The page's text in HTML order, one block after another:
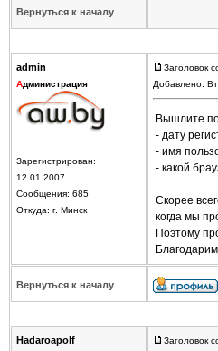
Вернуться к началу
admin
Администрация
Зарегистрирован:
12.01.2007
Сообщения: 685
Откуда: г. Минск
Заголовок
Добавлено:
Вышлите
- дату
- имя
- какой
Скорее
когда мы
Поэтому
Вернуться к началу
Hadaroapolf
Заголовок